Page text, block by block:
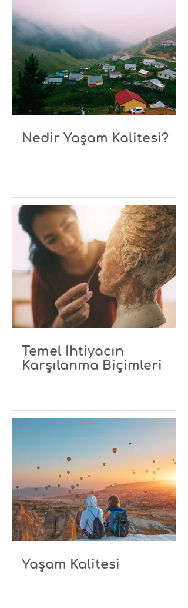
Nedir Yaşam Kalitesi?
Temel İhtiyacın
Karşılanma Biçimleri
Yaşam Kalitesi